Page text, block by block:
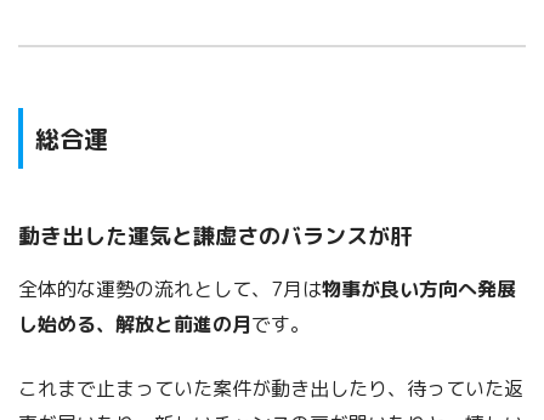
総合運
動き出した運気と謙虚さのバランスが肝
全体的な運勢の流れとして、7月は物事が良い方向へ発展
し始める、解放と前進の月です。
これまで止まっていた案件が動き出したり、待っていた返